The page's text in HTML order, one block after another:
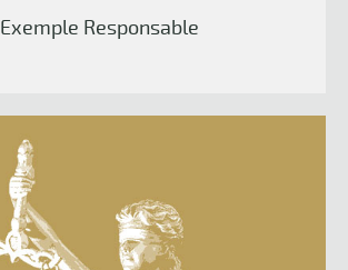
Exemple Responsable